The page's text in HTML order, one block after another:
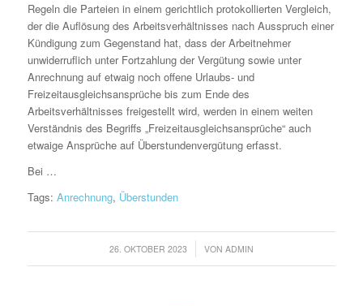
Regeln die Parteien in einem gerichtlich protokollierten Vergleich,
der die Auflösung des Arbeitsverhältnisses nach Ausspruch einer
Kündigung zum Gegenstand hat, dass der Arbeitnehmer
unwiderruflich unter Fortzahlung der Vergütung sowie unter
Anrechnung auf etwaig noch offene Urlaubs- und
Freizeitausgleichsansprüche bis zum Ende des
Arbeitsverhältnisses freigestellt wird, werden in einem weiten
Verständnis des Begriffs „Freizeitausgleichs­ansprüche“ auch
etwaige Ansprüche auf Überstundenvergütung erfasst.
Bei …
Tags: Anrechnung, Überstunden
26. OKTOBER 2023
/ VON ADMIN